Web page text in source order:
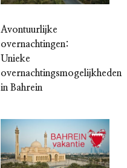
Avontuurlijke
overnachtingen:
Unieke
overnachtingsmogelijkheden
in Bahrein